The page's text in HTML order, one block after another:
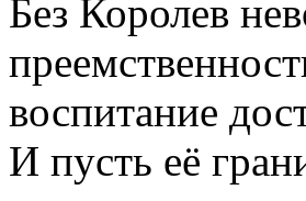
Без Королев
воспитание
И пусть её